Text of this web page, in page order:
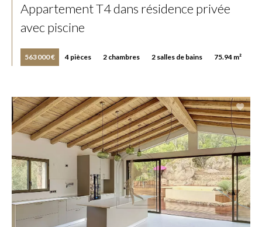
Appartement T4 dans résidence privée
avec piscine
563 000 € 4 pièces 2 chambres 2 salles de bains 75.94 m²